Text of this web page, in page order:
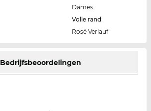
Dames
Volle rand
Rosé Verlauf
Bedrijfsbeoordelingen